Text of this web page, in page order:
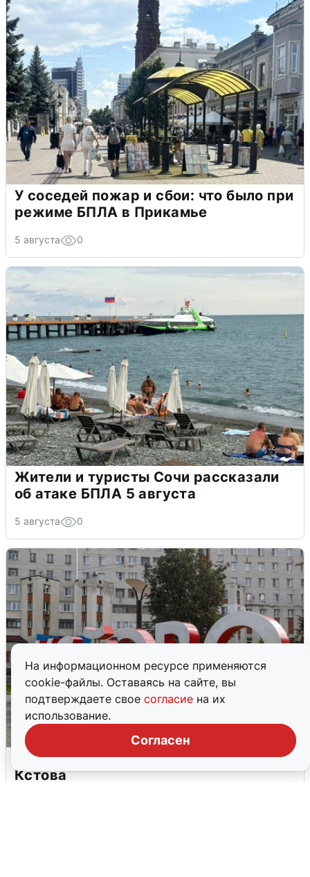
На информационном ресурсе применяются
cookie-файлы. Оставаясь на сайте, вы
подтверждаете свое согласие на их
использование.
Согласен
У соседей пожар и сбои: что было при
режиме БПЛА в Прикамье
5 августа 0
Жители и туристы Сочи рассказали
об атаке БПЛА 5 августа
5 августа 0
Грохот в небе разбудил жителей
Кстова